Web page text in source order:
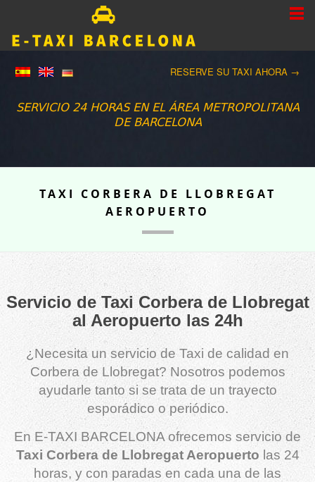
RESERVE SU TAXI AHORA →
SERVICIO 24 HORAS EN EL ÁREA METROPOLITANA
DE BARCELONA
TAXI CORBERA DE LLOBREGAT
AEROPUERTO
Servicio de Taxi Corbera de Llobregat
al Aeropuerto las 24h
¿Necesita un servicio de Taxi de calidad en
Corbera de Llobregat? Nosotros podemos
ayudarle tanto si se trata de un trayecto
esporádico o periódico.
En E-TAXI BARCELONA ofrecemos servicio de
Taxi Corbera de Llobregat Aeropuerto las 24
horas, y con paradas en cada una de las